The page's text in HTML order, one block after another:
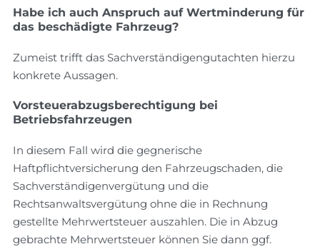
Habe ich auch Anspruch auf Wertminderung für
das beschädigte Fahrzeug?
Zumeist trifft das Sachverständigengutachten hierzu
konkrete Aussagen.
Vorsteuerabzugsberechtigung bei
Betriebsfahrzeugen
In diesem Fall wird die gegnerische
Haftpflichtversicherung den Fahrzeugschaden, die
Sachverständigenvergütung und die
Rechtsanwaltsvergütung ohne die in Rechnung
gestellte Mehrwertsteuer auszahlen. Die in Abzug
gebrachte Mehrwertsteuer können Sie dann ggf.